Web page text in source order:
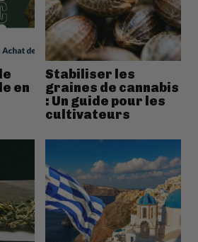
en
Stabiliser les
graines de cannabis
: Un guide pour les
cultivateurs